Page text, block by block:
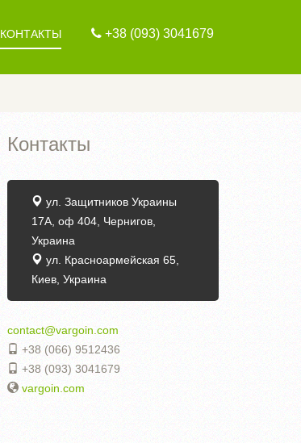
КОНТАКТЫ +38 (093) 3041679
Контакты
ул. Защитников Украины
17А, оф 404, Чернигов,
Украина
ул. Красноармейская 65,
Киев, Украина
contact@vargoin.com
+38 (066) 9512436
+38 (093) 3041679
vargoin.com